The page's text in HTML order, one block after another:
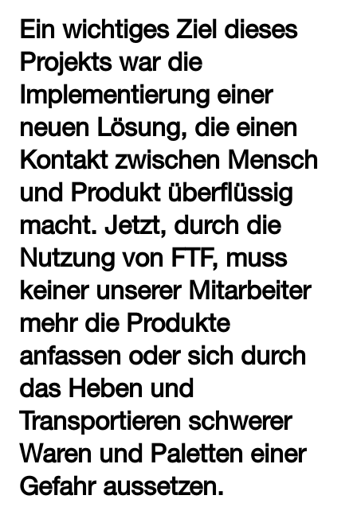
Ein wichtiges Ziel dieses
Projekts war die
Implementierung einer
neuen Lösung, die einen
Kontakt zwischen Mensch
und Produkt überflüssig
macht. Jetzt, durch die
Nutzung von FTF, muss
keiner unserer Mitarbeiter
mehr die Produkte
anfassen oder sich durch
das Heben und
Transportieren schwerer
Waren und Paletten einer
Gefahr aussetzen.